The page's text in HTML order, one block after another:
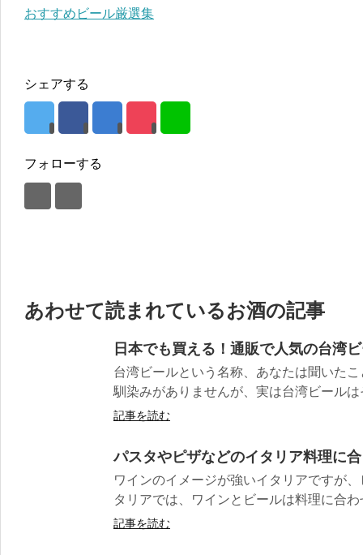
おすすめビール厳選集
シェアする
フォローする
あわせて読まれているお酒の記事
日本でも買える！通販で人気の台湾
台湾ビールという名称、あなたは聞いた
馴染みがありませんが、実は台湾ビール
記事を読む
パスタやピザなどのイタリア料理に
ワインのイメージが強いイタリアですが
タリアでは、ワインとビールは料理に合
記事を読む